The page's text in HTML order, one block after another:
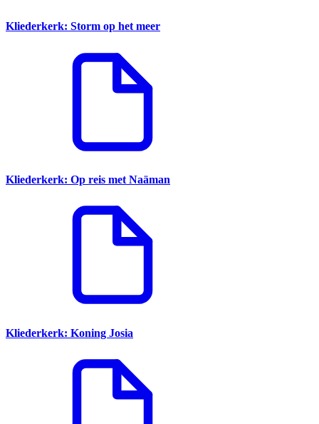
Kliederkerk: Storm op het meer
Kliederkerk: Op reis met Naäman
Kliederkerk: Koning Josia